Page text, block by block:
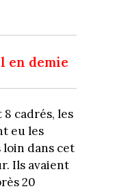
en demie
cadrés, les
eu les
dans cet
Ils avaient
20